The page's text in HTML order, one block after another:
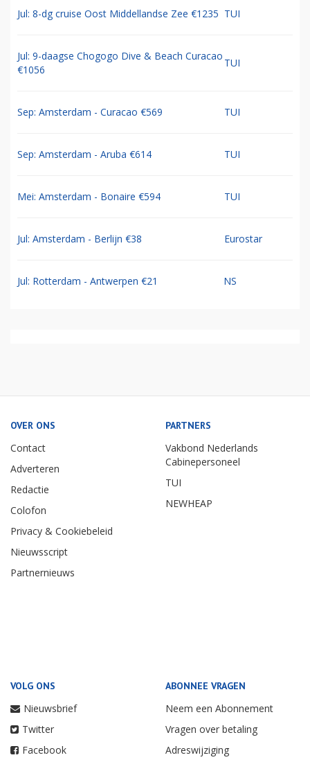
Jul: 8-dg cruise Oost Middellandse Zee €1235 TUI
Jul: 9-daagse Chogogo Dive & Beach Curacao
€1056
TUI
Sep: Amsterdam - Curacao €569 TUI
Sep: Amsterdam - Aruba €614 TUI
Mei: Amsterdam - Bonaire €594 TUI
Jul: Amsterdam - Berlijn €38 Eurostar
Jul: Rotterdam - Antwerpen €21 NS
OVER ONS
Contact
Adverteren
Redactie
Colofon
Privacy & Cookiebeleid
Nieuwsscript
Partnernieuws
PARTNERS
Vakbond Nederlands
Cabinepersoneel
TUI
NEWHEAP
VOLG ONS
Nieuwsbrief
Twitter
Facebook
ABONNEE VRAGEN
Neem een Abonnement
Vragen over betaling
Adreswijziging